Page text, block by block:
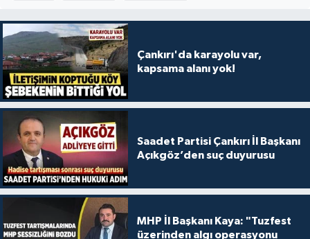
Çankırı'da karayolu var,
kapsama alanı yok!
Saadet Partisi Çankırı İl Başkanı
Açıkgöz’den suç duyurusu
MHP İl Başkanı Kaya: "Tuzfest
üzerinden algı operasyonu